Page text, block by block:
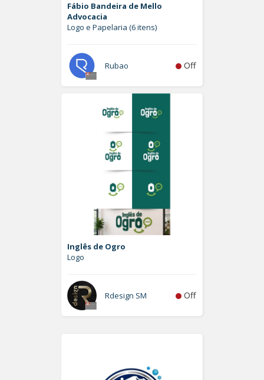
Fábio Bandeira de Mello
Advocacia
Logo e Papelaria (6 itens)
Rubao Off
Inglês de Ogro
Logo
Rdesign SM Off